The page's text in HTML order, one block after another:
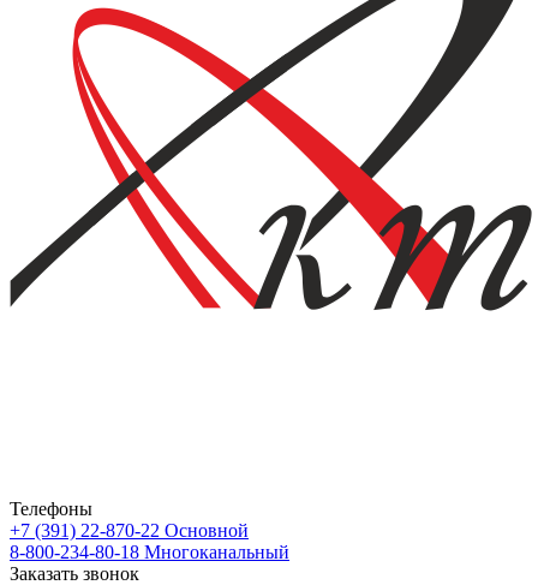
Телефоны
+7 (391) 22-870-22 Основной
8-800-234-80-18 Многоканальный
Заказать звонок